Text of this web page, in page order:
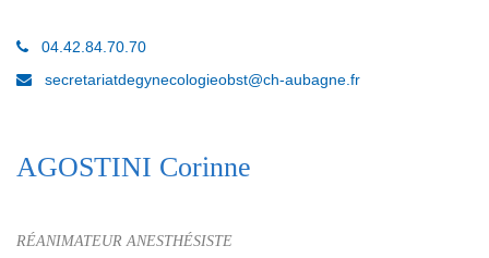
04.42.84.70.70
secretariatdegynecologieobst@ch-aubagne.fr
AGOSTINI Corinne
RÉANIMATEUR ANESTHÉSISTE